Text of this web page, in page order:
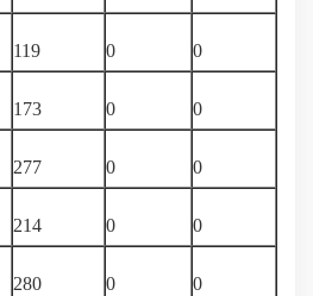
119 0 0
173 0 0
277 0 0
214 0 0
280 0 0